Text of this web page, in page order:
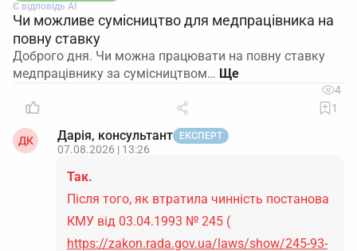
Є відповідь АІ
Чи можливе сумісництво для медпрацівника на
повну ставку
Доброго дня. Чи можна працювати на повну ставку
медпрацівнику за сумісництвом…
4
1
ДК Дарія, консультант ЕКСПЕРТ
07.08.2026 | 13:26
Так.
Після того, як втратила чинність постанова
КМУ від 03.04.1993 № 245 (
https://zakon.rada.gov.ua/laws/show/245-93-